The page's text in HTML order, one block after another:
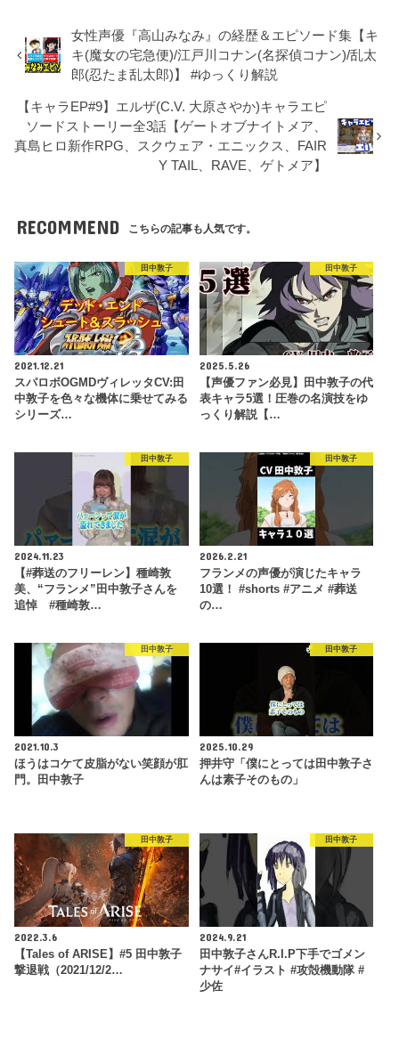
女性声優『高山みなみ』の経歴＆エピソード集【キ
キ(魔女の宅急便)/江戸川コナン(名探偵コナン)/乱太
郎(忍たま乱太郎)】 #ゆっくり解説
【キャラEP#9】エルザ(C.V. 大原さやか)キャラエピ
ソードストーリー全3話【ゲートオブナイトメア、
真島ヒロ新作RPG、スクウェア・エニックス、FAIR
Y TAIL、RAVE、ゲトメア】
RECOMMEND こちらの記事も人気です。
田中敦子
2021.12.21
スパロボOGMDヴィレッタCV:田
中敦子を色々な機体に乗せてみる
シリーズ…
田中敦子
2025.5.26
【声優ファン必見】田中敦子の代
表キャラ5選！圧巻の名演技をゆ
っくり解説【…
田中敦子
2024.11.23
【#葬送のフリーレン】種崎敦
美、“フランメ”田中敦子さんを
追悼 #種崎敦…
田中敦子
2026.2.21
フランメの声優が演じたキャラ
10選！ #shorts #アニメ #葬送
の…
田中敦子
2021.10.3
ほうはコケて皮脂がない笑顔が肛
門。田中敦子
田中敦子
2025.10.29
押井守「僕にとっては田中敦子さ
んは素子そのもの」
田中敦子
2022.3.6
【Tales of ARISE】#5 田中敦子
撃退戦（2021/12/2…
田中敦子
2024.9.21
田中敦子さんR.I.P下手でゴメン
ナサイ#イラスト #攻殻機動隊 #
少佐